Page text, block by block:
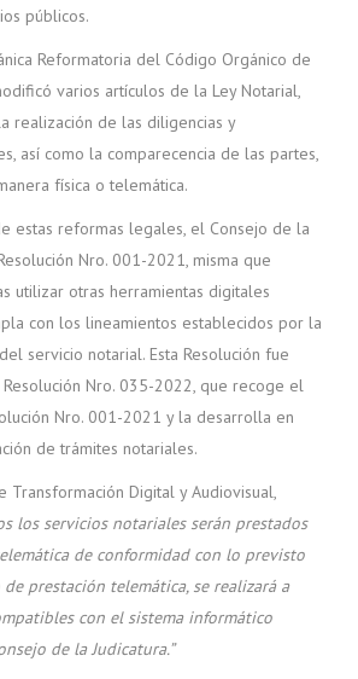
públicos.
Reformatoria del Código Orgánico de
varios artículos de la Ley Notarial,
realización de las diligencias y
así como la comparecencia de las partes,
física o telemática.
estas reformas legales, el Consejo de la
Nro. 001-2021, misma que
utilizar otras herramientas digitales
con los lineamientos establecidos por la
servicio notarial. Esta Resolución fue
Nro. 035-2022, que recoge el
Nro. 001-2021 y la desarrolla en
de trámites notariales.
Transformación Digital y Audiovisual,
los servicios notariales serán prestados
de conformidad con lo previsto
prestación telemática, se realizará a
con el sistema informático
de la Judicatura.”